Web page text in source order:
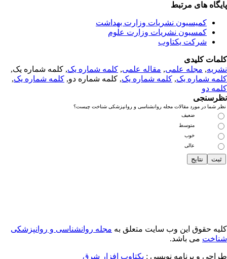
های مرتبط
کمیسیون نشریات وزارت بهداشت
کمسیون نشریات وزارت علوم
شرکت یکتاوب
کلیدی
,مجله علمی, مقاله علمی, کلمه شماره یک, کلمه شماره یک,
شماره یک,کلمه شماره یک, کلمه شماره دو,کلمه شماره یک,
دو
شما در مورد مقالات مجله روانشناسی و روانپزشکی شناخت چیست؟
ضعیف
متوسط
خوب
عالی
حقوق این وب سایت متعلق بهمجله روانشناسی و روانپزشکی
می باشد.
و برنامه نویسی : یکتاوب افزار شرق